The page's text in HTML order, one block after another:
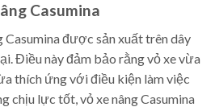
Casumina
Casumina được sản xuất trên dây
Điều này đảm bảo rằng vỏ xe vừa
thích ứng với điều kiện làm việc
chịu lực tốt, vỏ xe nâng Casumina